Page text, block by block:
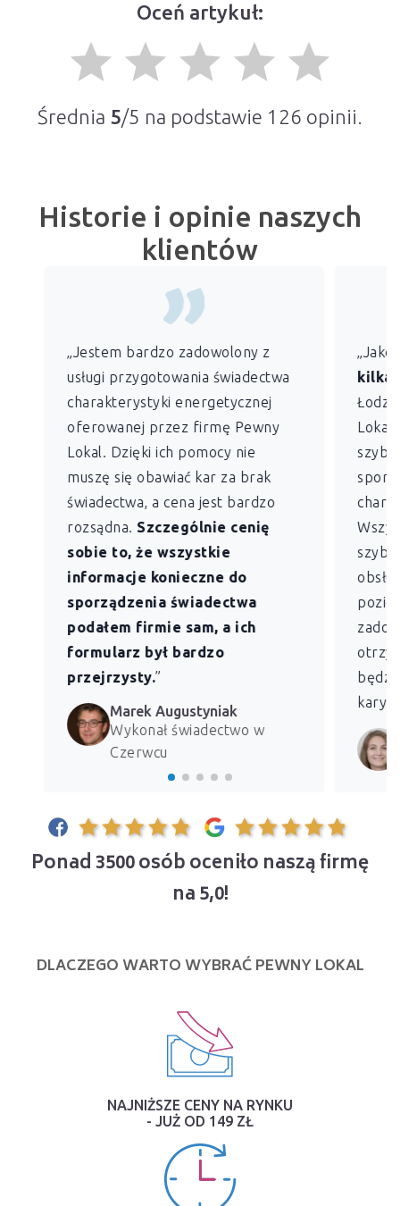
Oceń artykuł:
grade grade grade grade grade
Średnia 5/5 na podstawie 126 opinii.
Historie i opinie naszych
klientów
„Jestem bardzo zadowolony z
usługi przygotowania świadectwa
charakterystyki energetycznej
oferowanej przez firmę Pewny
Lokal. Dzięki ich pomocy nie
muszę się obawiać kar za brak
świadectwa, a cena jest bardzo
rozsądna. Szczególnie cenię
sobie to, że wszystkie
informacje konieczne do
sporządzenia świadectwa
podałem firmie sam, a ich
formularz był bardzo
przejrzysty.”
Marek Augustyniak
Wykonał świadectwo w
Czerwcu
„Jako
Łodzi)
Lokal
kary
Ponad 3500 osób oceniło naszą firmę
na 5,0!
DLACZEGO WARTO WYBRAĆ PEWNY LOKAL
NAJNIŻSZE CENY NA RYNKU
- JUŻ OD 149 ZŁ